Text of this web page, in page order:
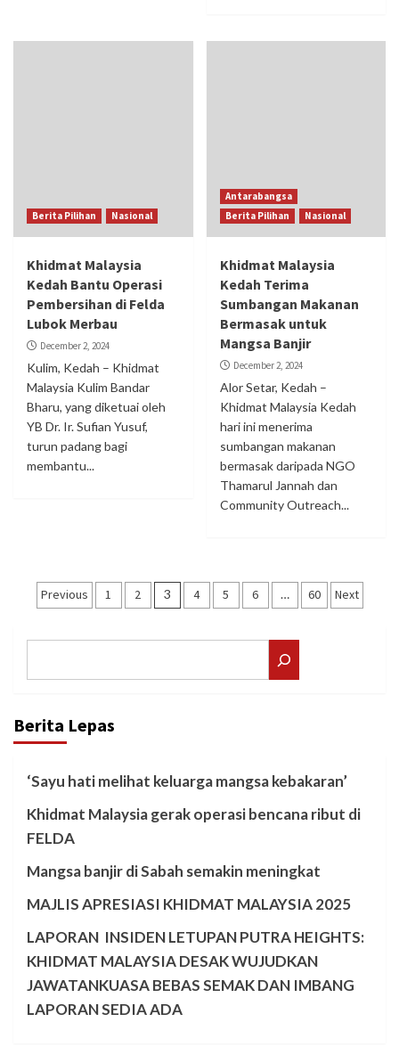
Berita Pilihan Nasional
Khidmat Malaysia
Kedah Bantu Operasi
Pembersihan di Felda
Lubok Merbau
December 2, 2024
Kulim, Kedah – Khidmat
Malaysia Kulim Bandar
Bharu, yang diketuai oleh
YB Dr. Ir. Sufian Yusuf,
turun padang bagi
membantu...
Antarabangsa
Berita Pilihan
Nasional
Khidmat Malaysia
Kedah Terima
Sumbangan Makanan
Bermasak untuk
Mangsa Banjir
December 2, 2024
Alor Setar, Kedah –
Khidmat Malaysia Kedah
hari ini menerima
sumbangan makanan
bermasak daripada NGO
Thamarul Jannah dan
Community Outreach...
Posts
Previous 1 2 3 4 5 6 … 60 Next
Berita Lepas
‘Sayu hati melihat keluarga mangsa kebakaran’
Khidmat Malaysia gerak operasi bencana ribut di
FELDA
Mangsa banjir di Sabah semakin meningkat
MAJLIS APRESIASI KHIDMAT MALAYSIA 2025
LAPORAN INSIDEN LETUPAN PUTRA HEIGHTS:
KHIDMAT MALAYSIA DESAK WUJUDKAN
JAWATANKUASA BEBAS SEMAK DAN IMBANG
LAPORAN SEDIA ADA